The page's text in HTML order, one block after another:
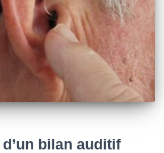
bilan auditif